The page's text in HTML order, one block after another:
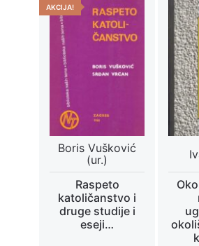
AKCIJA!
Boris Vušković
(ur.)
Raspeto
katoličanstvo i
druge studije i
eseji…